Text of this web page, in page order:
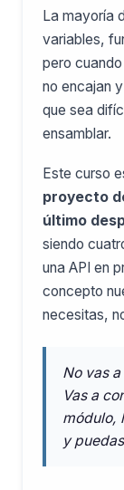
La mayoría
variables,
pero
no encajan
que sea
ensamblar.
Este curso
proyecto
último
siendo
una API en
concepto
necesitas,
No vas
Vas a
módulo,
y